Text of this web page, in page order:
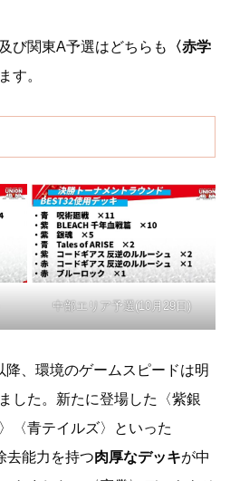
び関東A予選はどちらも
〈赤学
す。
中部エリア予選(10月29日)
、環境のゲームスピードは明
した。新たに登場した〈紫銀
〈青テイルズ〉といった
去能力を持つ肉厚なデッキが中